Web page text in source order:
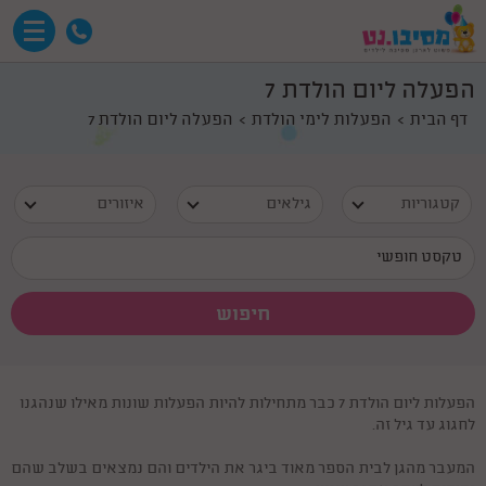
הפעלה ליום הולדת 7
דף הבית הפעלות לימי הולדת הפעלה ליום הולדת 7
קטגוריות גילאים איזורים
הפעלות ליום הולדת 7 כבר מתחילות להיות הפעלות שונות מאילו שנהגנו
לחגוג עד גיל זה.
המעבר מהגן לבית הספר מאוד ביגר את הילדים והם נמצאים בשלב שהם